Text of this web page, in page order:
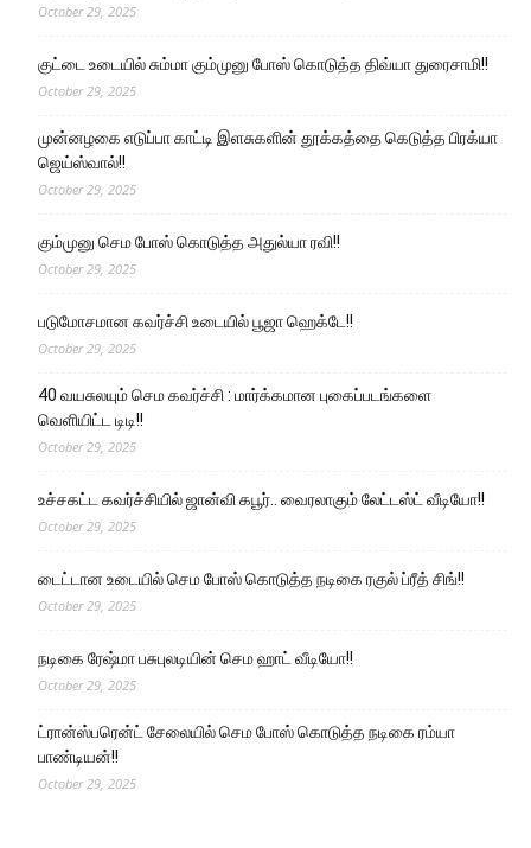
October 29, 2025
குட்டை உடையில் சும்மா கும்முனு போஸ் கொடுத்த திவ்யா துரைசாமி!!
October 29, 2025
முன்னழகை எடுப்பா காட்டி இளசுகளின் தூக்கத்தை கெடுத்த பிரக்யா
ஜெய்ஸ்வால்!!
October 29, 2025
கும்முனு செம போஸ் கொடுத்த அதுல்யா ரவி!!
October 29, 2025
படுமோசமான கவர்ச்சி உடையில் பூஜா ஹெக்டே!!
October 29, 2025
40 வயசுலயும் செம கவர்ச்சி : மார்க்கமான புகைப்படங்களை
வெளியிட்ட டிடி!!
October 29, 2025
உச்சகட்ட கவர்ச்சியில் ஜான்வி கபூர்.. வைரலாகும் லேட்டஸ்ட் வீடியோ!!
October 29, 2025
டைட்டான உடையில் செம போஸ் கொடுத்த நடிகை ரகுல் ப்ரீத் சிங்!!
October 29, 2025
நடிகை ரேஷ்மா பசுபுலடியின் செம ஹாட் வீடியோ!!
October 29, 2025
ட்ரான்ஸ்பரென்ட் சேலையில் செம போஸ் கொடுத்த நடிகை ரம்யா
பாண்டியன்!!
October 29, 2025